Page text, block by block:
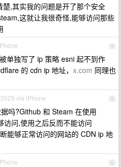
楚,其实我的问题是开了那个安全
这就让我很奇怪,能够访问那些
4
单独写了 ip 策略 esni 起不到作
的 cdn ip 地址， x.com 同理也
5
via iPhone
吗?Github 和 Steam 在使用
问,使用之后反而不能访问
能够正常访问的网站的 CDN ip 地
6